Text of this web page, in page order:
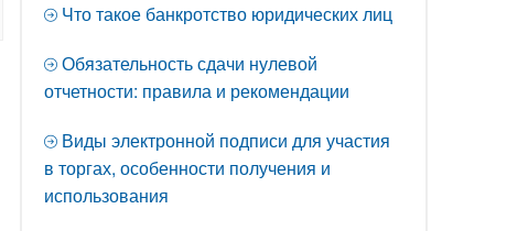
Что такое банкротство юридических лиц
Обязательность сдачи нулевой
отчетности: правила и рекомендации
Виды электронной подписи для участия
в торгах, особенности получения и
использования